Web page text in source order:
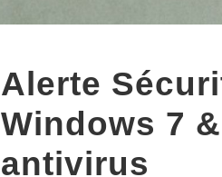
Alerte
Windows 7
antivirus